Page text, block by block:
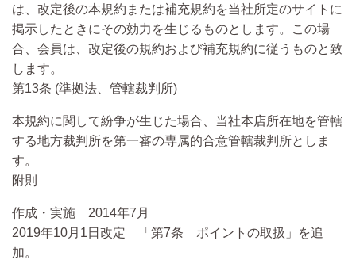
は、改定後の本規約または補充規約を当社所定のサイトに
掲示したときにその効力を生じるものとします。この場
合、会員は、改定後の規約および補充規約に従うものと致
します。
第13条 (準拠法、管轄裁判所)
本規約に関して紛争が生じた場合、当社本店所在地を管轄
する地方裁判所を第一審の専属的合意管轄裁判所としま
す。
附則
作成・実施 2014年7月
2019年10月1日改定 「第7条 ポイントの取扱」を追
加。